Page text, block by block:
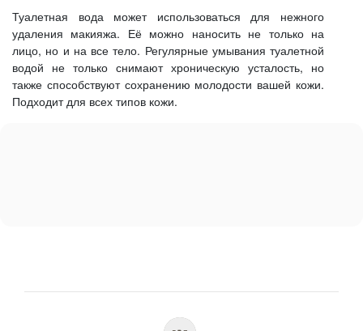
Туалетная вода может использоваться для нежного
удаления макияжа. Её можно наносить не только на
лицо, но и на все тело. Регулярные умывания туалетной
водой не только снимают хроническую усталость, но
также способствуют сохранению молодости вашей кожи.
Подходит для всех типов кожи.